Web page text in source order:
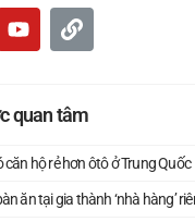
quan tâm
căn hộ rẻ hơn ôtô ở Trung Quốc
ăn tại gia thành ‘nhà hàng’